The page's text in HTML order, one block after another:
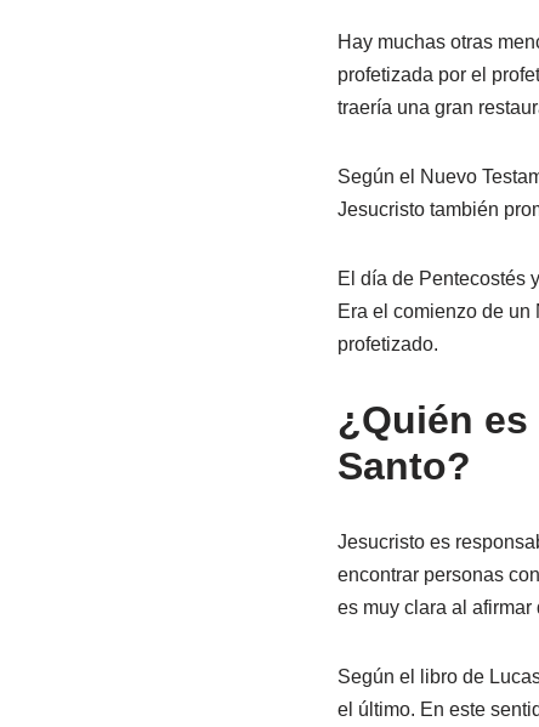
Hay muchas otras
profetizada por el
traería una gran
Según el Nuevo
Jesucristo también
El día de Pentecostés
Era el comienzo de
profetizado.
¿Quién
Santo?
Jesucristo es
encontrar personas
es muy clara al
Según el libro de
el último. En este